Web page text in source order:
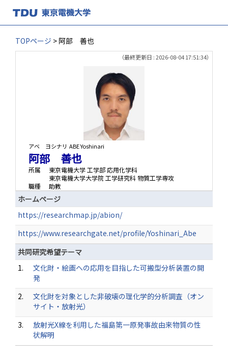
TOPページ > 阿部 善也
（最終更新日 : 2026-08-04 17:51:34）
アベ ヨシナリ ABE Yoshinari
阿部 善也
所属
東京電機大学 工学部 応用化学科
東京電機大学大学院 工学研究科 物質工学専攻
職種
助教
ホームページ
https://researchmap.jp/abion/
https://www.researchgate.net/profile/Yoshinari_Abe
共同研究希望テーマ
1.
文化財・絵画への応用を目指した可搬型分析装置の開
発
2.
文化財を対象とした非破壊の理化学的分析調査（オン
サイト・放射光）
3.
放射光X線を利用した福島第一原発事故由来物質の性
状解明